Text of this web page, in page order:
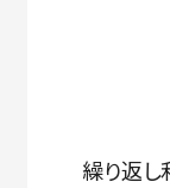
繰り返し